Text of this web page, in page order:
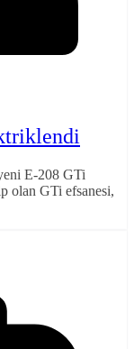
E-208 GTi
olan GTi efsanesi,